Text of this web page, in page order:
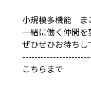
小規模多機能 ま
一緒に働く仲間
ぜひぜひお待ちし
こちらまで